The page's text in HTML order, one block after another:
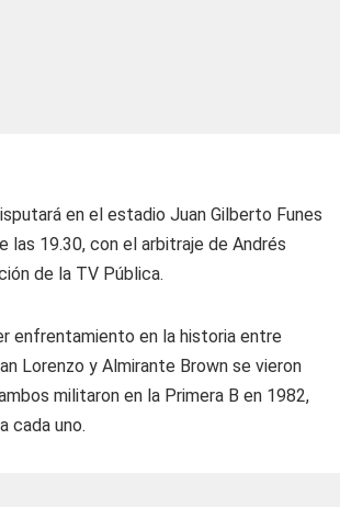
en el estadio Juan Gilberto Funes
las 19.30, con el arbitraje de Andrés
de la TV Pública.
enfrentamiento en la historia entre
Lorenzo y Almirante Brown se vieron
militaron en la Primera B en 1982,
cada uno.